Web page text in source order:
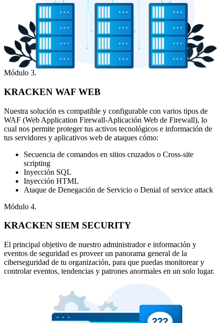
Módulo 3.
KRACKEN WAF WEB
Nuestra solución es compatible y configurable con varios tipos de
WAF (Web Application Firewall-Aplicación Web de Firewall), lo
cual nos permite proteger tus activos tecnológicos e información de
tus servidores y aplicativos web de ataques cómo:
Secuencia de comandos en sitios cruzados o Cross-site
scripting
Inyección SQL
Inyección HTML
Ataque de Denegación de Servicio o Denial of service attack
Módulo 4.
KRACKEN SIEM SECURITY
El principal objetivo de nuestro administrador e información y
eventos de seguridad es proveer un panorama general de la
ciberseguridad de tu organización, para que puedas monitorear y
controlar eventos, tendencias y patrones anormales en un solo lugar.